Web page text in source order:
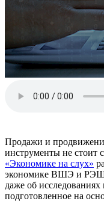
Продажи и
инструменты не стоит
«Экономике на слух»
экономике ВШЭ и РЭШ
даже об
подготовленное на